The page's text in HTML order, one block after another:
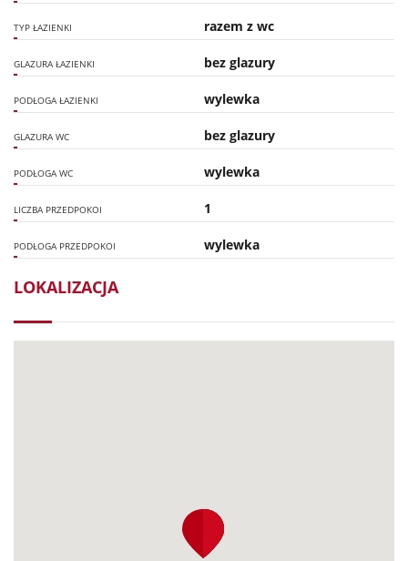
TYP ŁAZIENKI razem z wc
GLAZURA ŁAZIENKI bez glazury
PODŁOGA ŁAZIENKI wylewka
GLAZURA WC bez glazury
PODŁOGA WC wylewka
LICZBA PRZEDPOKOI 1
PODŁOGA PRZEDPOKOI wylewka
LOKALIZACJA